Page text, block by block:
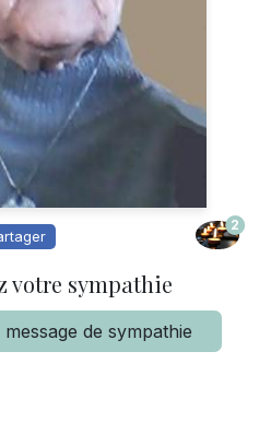
2
votre sympathie
de sympathie